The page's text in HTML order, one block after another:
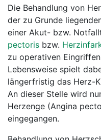
Die Behandlung von
der zu Grunde
einer Akut- bzw.
pectoris bzw.
zu operativen
Lebensweise spielt
längerfristig das Herz-
An dieser Stelle wird
Herzenge (Angina
eingegangen.